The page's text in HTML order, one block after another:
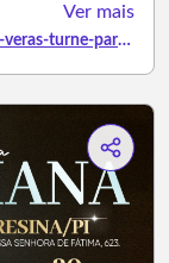
Ver mais
https://www.sympla.com.br/evento/phill-veras-turne-particular-teresina-pi/3451529